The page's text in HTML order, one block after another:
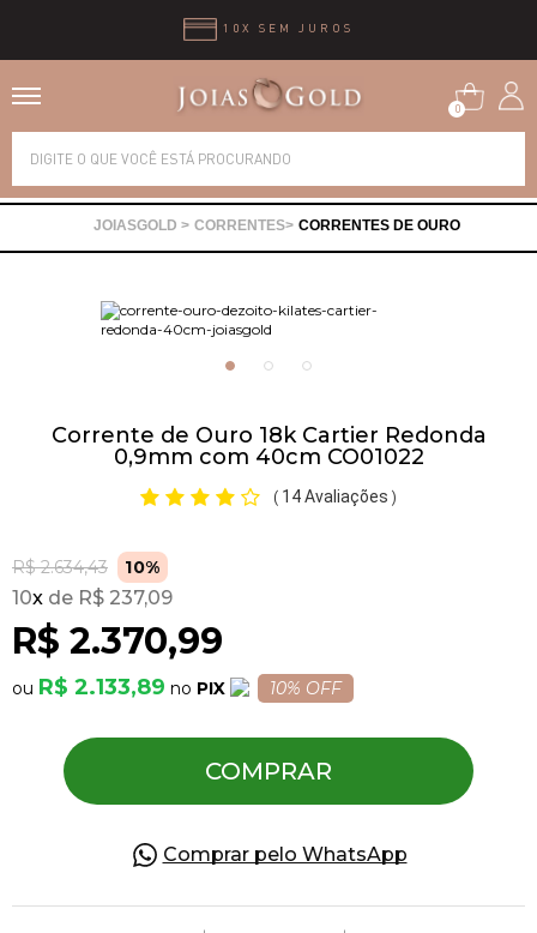
10X SEM JUROS
0
CORRENTES CORRENTES DE OURO
Corrente de Ouro 18k Cartier Redonda
0,9mm com 40cm CO01022
( 14 Avaliações )
R$ 2.634,43 10%
R$ 2.370,99
10x R$ 237,09
R$ 2.133,89 PIX 10% OFF
COMPRAR
Comprar pelo WhatsApp
Alianças
Brincos
Gargantilhas
Pulseiras
Piercing
Pedras Preciosas